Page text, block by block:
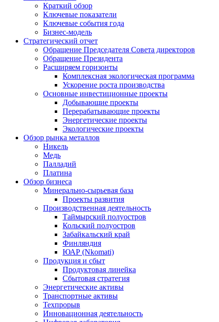
Краткий обзор
Ключевые показатели
Ключевые события года
Бизнес-модель
Стратегический отчет
Обращение Председателя Совета директоров
Обращение Президента
Расширяем горизонты
Комплексная экологическая программа
Ускорение роста производства
Основные инвестиционные проекты
Добывающие проекты
Перерабатывающие проекты
Энергетические проекты
Экологические проекты
Обзор рынка металлов
Никель
Медь
Палладий
Платина
Обзор бизнеса
Минерально-сырьевая база
Проекты развития
Производственная деятельность
Таймырский полуостров
Кольский полуостров
Забайкальский край
Финляндия
ЮАР (Nkomati)
Продукция и сбыт
Продуктовая линейка
Сбытовая стратегия
Энергетические активы
Транспортные активы
Техпрорыв
Инновационная деятельность